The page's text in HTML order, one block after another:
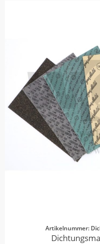
Artikelnummer: